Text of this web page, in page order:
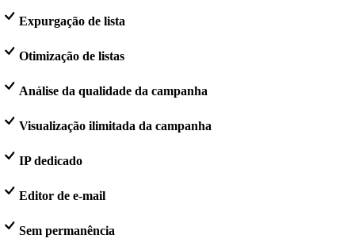
Expurgação de lista
Otimização de listas
Análise da qualidade da campanha
Visualização ilimitada da campanha
IP dedicado
Editor de e-mail
Sem permanência